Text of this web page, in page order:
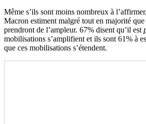
Même s’ils sont moins nombreux à
Macron estiment malgré tout en majorité
prendront de l’ampleur. 67% disent qu’il est
mobilisations s’amplifient et ils sont 61% à
que ces mobilisations s’étendent.